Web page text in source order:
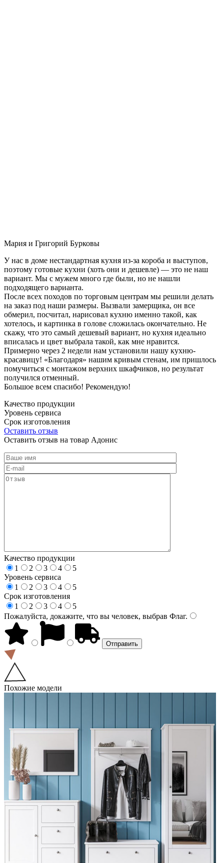
Мария и Григорий Бурковы
У нас в доме нестандартная кухня из-за короба и выступов,
поэтому готовые кухни (хоть они и дешевле) — это не наш
вариант. Мы с мужем много где были, но не нашли
подходящего варианта.
После всех походов по торговым центрам мы решили делать
на заказ под наши размеры. Вызвали замерщика, он все
обмерил, посчитал, нарисовал кухню именно такой, как
хотелось, и картинка в голове сложилась окончательно. Не
скажу, что это самый дешевый вариант, но кухня идеально
вписалась и цвет выбрала такой, как мне нравится.
Примерно через 2 недели нам установили нашу кухню-
красавицу! «Благодаря» нашим кривым стенам, им пришлось
помучиться с монтажом верхних шкафчиков, но результат
получился отменный.
Большое всем спасибо! Рекомендую!
Качество продукции
Уровень сервиса
Срок изготовления
Оставить отзыв
Оставить отзыв на товар Адонис
Качество продукции
1
2 3 4
5
Уровень сервиса
1
2 3 4
5
Срок изготовления
1
2 3 4
5
Пожалуйста, докажите, что вы человек, выбрав Флаг.
Похожие модели